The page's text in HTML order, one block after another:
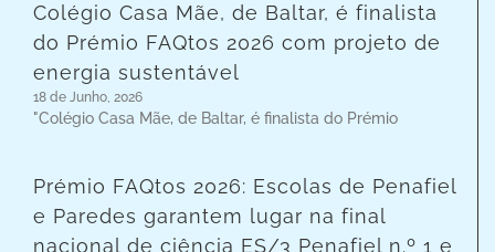
Colégio Casa Mãe, de Baltar, é finalista
do Prémio FAQtos 2026 com projeto de
energia sustentável
18 de Junho, 2026
"Colégio Casa Mãe, de Baltar, é finalista do Prémio
Prémio FAQtos 2026: Escolas de Penafiel
e Paredes garantem lugar na final
nacional de ciência ES/3 Penafiel n.º 1 e